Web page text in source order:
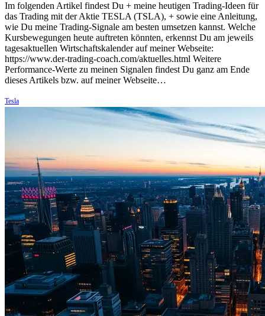
Im folgenden Artikel findest Du + meine heutigen Trading-Ideen für
das Trading mit der Aktie TESLA (TSLA), + sowie eine Anleitung,
wie Du meine Trading-Signale am besten umsetzen kannst. Welche
Kursbewegungen heute auftreten könnten, erkennst Du am jeweils
tagesaktuellen Wirtschaftskalender auf meiner Webseite:
https://www.der-trading-coach.com/aktuelles.html Weitere
Performance-Werte zu meinen Signalen findest Du ganz am Ende
dieses Artikels bzw. auf meiner Webseite…
Tesla